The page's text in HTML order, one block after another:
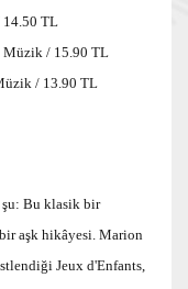
14.50 TL
Müzik / 15.90 TL
/ 13.90 TL
Bu klasik bir
aşk hikâyesi. Marion
Jeux d'Enfants,